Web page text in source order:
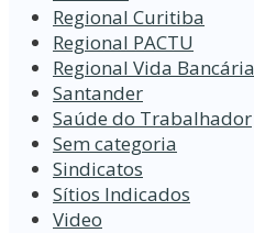
Regional Curitiba
Regional PACTU
Regional Vida Bancária
Santander
Saúde do Trabalhador
Sem categoria
Sindicatos
Sítios Indicados
Video